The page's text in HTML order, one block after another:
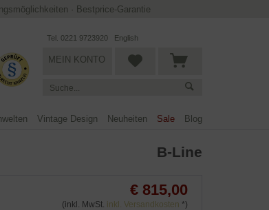
· Bestprice-Garantie
Tel. 0221 9723920 English
MEIN KONTO
Vintage Design Neuheiten Sale Blog
B-Line
€ 815,00
(inkl. MwSt. inkl. Versandkosten *)